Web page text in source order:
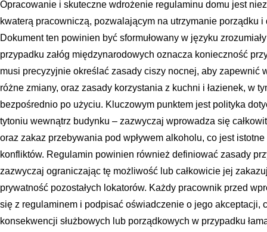
Opracowanie i skuteczne wdrożenie regulaminu domu jest
kwaterą pracowniczą, pozwalającym na utrzymanie porządku
Dokument ten powinien być sformułowany w języku
przypadku załóg międzynarodowych oznacza konieczność
musi precyzyjnie określać zasady ciszy nocnej, aby zapewnić
różne zmiany, oraz zasady korzystania z kuchni i łazienek, w
bezpośrednio po użyciu. Kluczowym punktem jest polityka
tytoniu wewnątrz budynku – zazwyczaj wprowadza się
oraz zakaz przebywania pod wpływem alkoholu, co jest
konfliktów. Regulamin powinien również definiować zasady
zazwyczaj ograniczając tę możliwość lub całkowicie jej
prywatność pozostałych lokatorów. Każdy pracownik przed
się z regulaminem i podpisać oświadczenie o jego akceptacji,
konsekwencji służbowych lub porządkowych w przypadku